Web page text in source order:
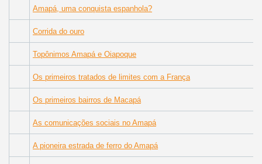
Amapá, uma conquista espanhola?
Corrida do ouro
Topônimos Amapá e Oiapoque
Os primeiros tratados de limites com a França
Os primeiros bairros de Macapá
As comunicações sociais no Amapá
A pioneira estrada de ferro do Amapá